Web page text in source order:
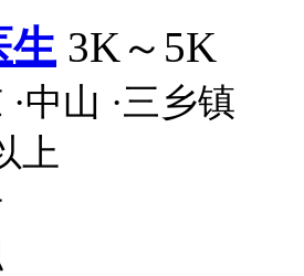
生 3K～5K
·中山 ·三乡镇
上